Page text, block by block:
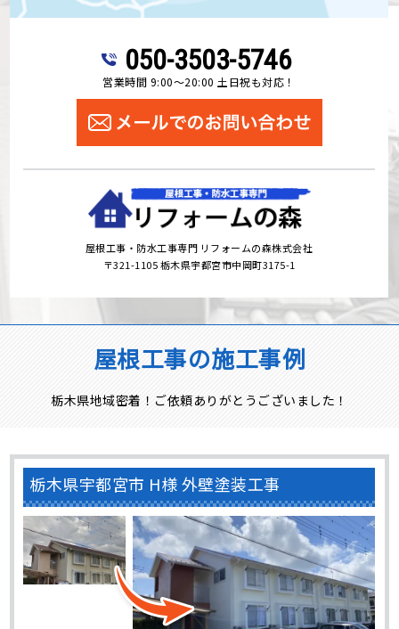
050-3503-5746
営業時間 9:00～20:00 土日祝も対応！
屋根工事・防水工事専門 リフォームの森株式会社
〒321-1105 栃木県宇都宮市中岡町3175-1
屋根工事の施工事例
栃木県地域密着！ご依頼ありがとうございました！
栃木県宇都宮市 H様 外壁塗装工事